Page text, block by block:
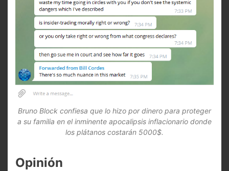
Bruno Block confiesa que lo hizo por dinero para proteger
a su familia en el inminente apocalipsis inflacionario donde
los plátanos costarán 5000$.
Opinión